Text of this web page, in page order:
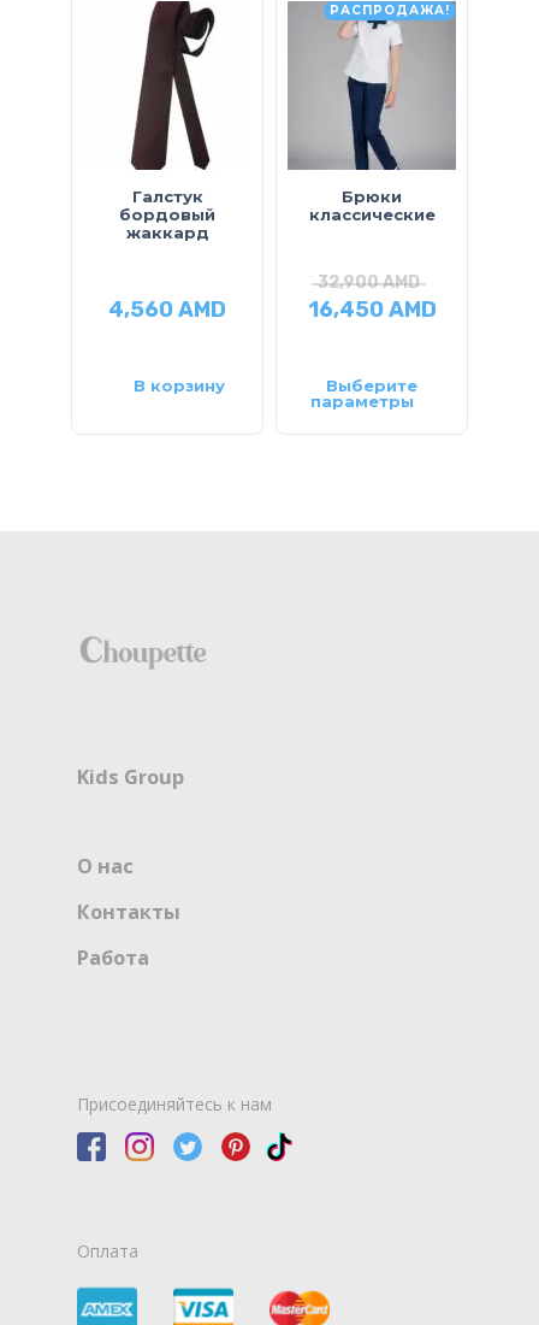
Галстук
бордовый
жаккард
4,560AMD
В корзину
РАСПРОДАЖА!
Брюки
классические
32,900AMD
16,450AMD
Выберите
параметры
Kids Group
О нас
Контакты
Работа
Присоединяйтесь к нам
Оплата